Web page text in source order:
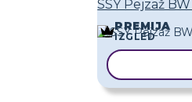
SSY Pejzaž BW 1
PREMIJA
IZGLED